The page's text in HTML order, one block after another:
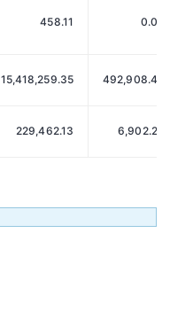
458.11 0.00
15,418,259.35 492,908.44
229,462.13 6,902.23